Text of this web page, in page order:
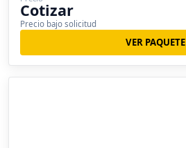
Cotizar
Precio bajo solicitud
VER PAQUETE